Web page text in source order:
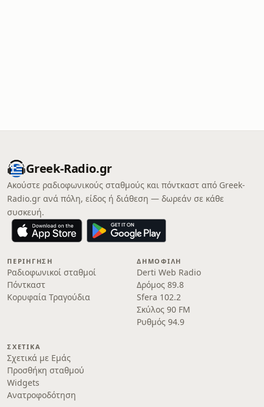
Greek-Radio.gr
Ακούστε ραδιοφωνικούς σταθμούς και πόντκαστ από Greek-
Radio.gr ανά πόλη, είδος ή διάθεση — δωρεάν σε κάθε
συσκευή.
ΠΕΡΙΉΓΗΣΗ
Ραδιοφωνικοί σταθμοί
Πόντκαστ
Κορυφαία Τραγούδια
ΔΗΜΟΦΙΛΉ
Derti Web Radio
Δρόμος 89.8
Sfera 102.2
Σκύλος 90 FM
Ρυθμός 94.9
ΣΧΕΤΙΚΆ
Σχετικά με Εμάς
Προσθήκη σταθμού
Widgets
Ανατροφοδότηση